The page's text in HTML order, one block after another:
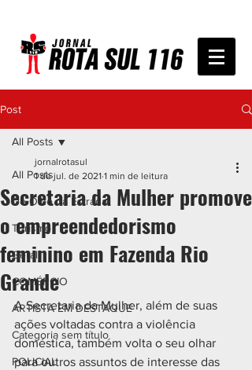
Post
All Posts
De Olho na Estrada
Turismo
Geral
COMÉRCIO
ARTISTA EM DESTAQUE
Categoria sem título
POLICIAL
All Posts
Secretaria da Mulher promove
o empreendedorismo
feminino em Fazenda Rio
Grande
jornalrotasul
1 de jul. de 2021 1 min de leitura
A Secretaria da Mulher, além de suas
ações voltadas contra a violência
doméstica, também volta o seu olhar
para outros assuntos de interesse das